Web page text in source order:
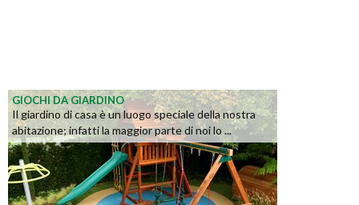
GIOCHI DA GIARDINO
Il giardino di casa è un luogo speciale della nostra
abitazione; infatti la maggior parte di noi lo ...